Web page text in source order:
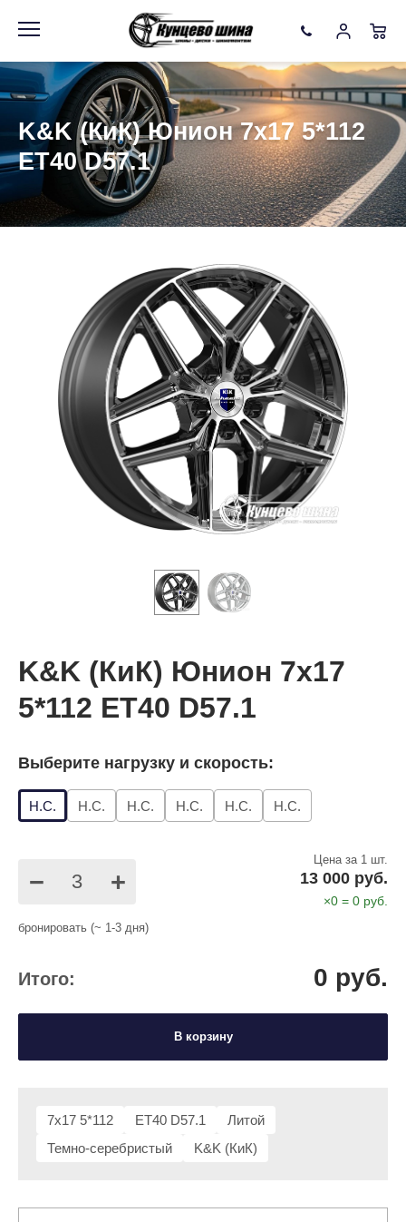
K&K (КиК) Юнион 7x17 5*112
ET40 D57.1
K&K (КиК) Юнион 7x17
5*112 ET40 D57.1
7x17 5*112 ET40 D57.1
Литой
Темно-серебристый
K&K (КиК)
Выберите нагрузку и скорость:
Н.С. Н.С. Н.С. Н.С. Н.С. Н.С.
− +
Цена за 1 шт.
13 000 руб.
×0 = 0 руб.
бронировать (~ 1-3 дня)
Итого: 0 руб.
В корзину
Информация Фото товара